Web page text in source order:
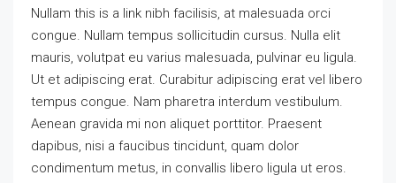
Nullam this is a link nibh facilisis, at malesuada orci
congue. Nullam tempus sollicitudin cursus. Nulla elit
mauris, volutpat eu varius malesuada, pulvinar eu ligula.
Ut et adipiscing erat. Curabitur adipiscing erat vel libero
tempus congue. Nam pharetra interdum vestibulum.
Aenean gravida mi non aliquet porttitor. Praesent
dapibus, nisi a faucibus tincidunt, quam dolor
condimentum metus, in convallis libero ligula ut eros.